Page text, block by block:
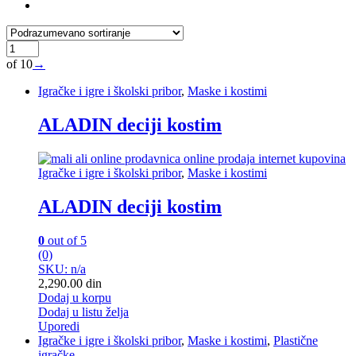
of 10→
Igračke i igre i školski pribor, Maske i kostimi
ALADIN deciji kostim
Igračke i igre i školski pribor, Maske i kostimi
ALADIN deciji kostim
0 out of 5
(0)
SKU: n/a
2,290.00 din
Dodaj u korpu
Dodaj u listu želja
Uporedi
Igračke i igre i školski pribor, Maske i kostimi, Plastične